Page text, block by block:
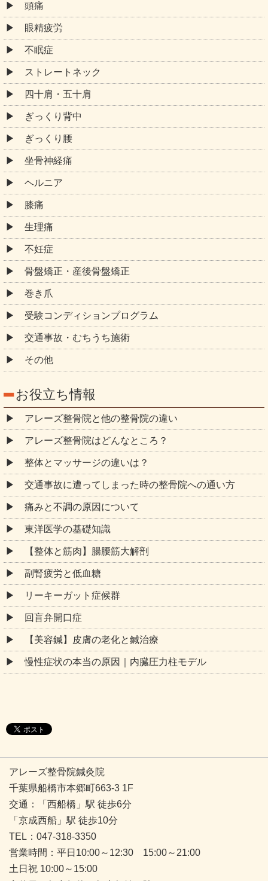
頭痛
眼精疲労
不眠症
ストレートネック
四十肩・五十肩
ぎっくり背中
ぎっくり腰
坐骨神経痛
ヘルニア
膝痛
生理痛
不妊症
骨盤矯正・産後骨盤矯正
巻き爪
受験コンディションプログラム
交通事故・むちうち施術
その他
お役立ち情報
アレーズ整骨院と他の整骨院の違い
アレーズ整骨院はどんなところ？
整体とマッサージの違いは？
交通事故に遭ってしまった時の整骨院への通い方
痛みと不調の原因について
東洋医学の基礎知識
【整体と筋肉】腸腰筋大解剖
副腎疲労と低血糖
リーキーガット症候群
回盲弁開口症
【美容鍼】皮膚の老化と鍼治療
慢性症状の本当の原因｜内臓圧力柱モデル
アレーズ整骨院鍼灸院
千葉県船橋市本郷町663-3 1F
交通：「西船橋」駅 徒歩6分
「京成西船」駅 徒歩10分
TEL：047-318-3350
営業時間：平日10:00～12:30 15:00～21:00
土日祝 10:00～15:00